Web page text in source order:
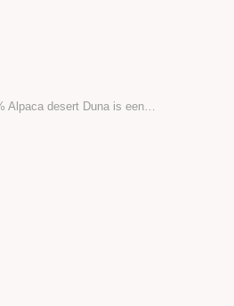
Alpaca desert Duna is een…